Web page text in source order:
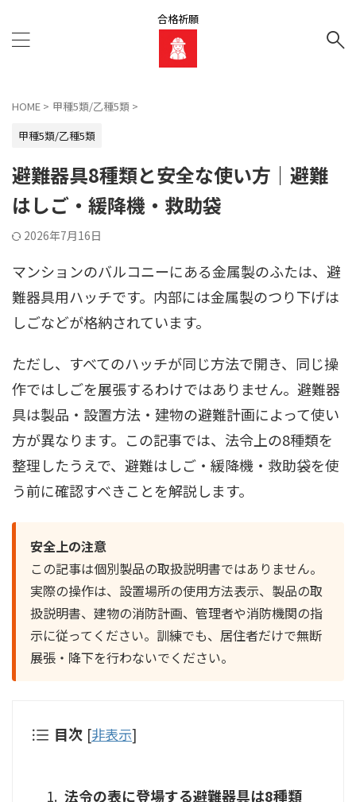
合格祈願
HOME > 甲種5類/乙種5類 >
甲種5類/乙種5類
避難器具8種類と安全な使い方｜避難
はしご・緩降機・救助袋
2026年7月16日
マンションのバルコニーにある金属製のふたは、避
難器具用ハッチです。内部には金属製のつり下げは
しごなどが格納されています。
ただし、すべてのハッチが同じ方法で開き、同じ操
作ではしごを展張するわけではありません。避難器
具は製品・設置方法・建物の避難計画によって使い
方が異なります。この記事では、法令上の8種類を
整理したうえで、避難はしご・緩降機・救助袋を使
う前に確認すべきことを解説します。
安全上の注意
この記事は個別製品の取扱説明書ではありません。
実際の操作は、設置場所の使用方法表示、製品の取
扱説明書、建物の消防計画、管理者や消防機関の指
示に従ってください。訓練でも、居住者だけで無断
展張・降下を行わないでください。
目次 [非表示]
法令の表に登場する避難器具は8種類